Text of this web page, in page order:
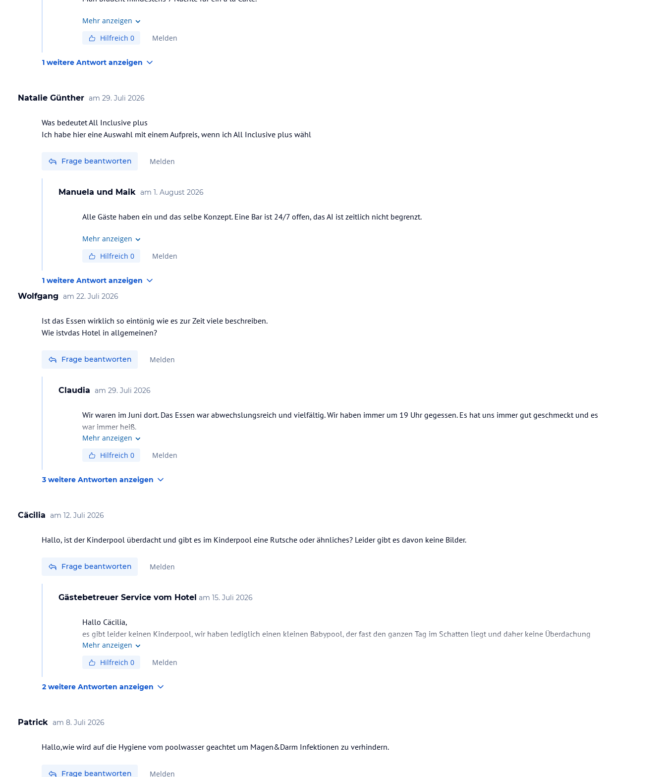
Mehr anzeigen
Hilfreich 0 Melden
1 weitere Antwort anzeigen
Natalie Günther am 29. Juli 2026
Was bedeutet All Inclusive plus
Ich habe hier eine Auswahl mit einem Aufpreis, wenn ich All Inclusive plus wähl
Frage beantworten Melden
Manuela und Maik am 1. August 2026
Alle Gäste haben ein und das selbe Konzept. Eine Bar ist 24/7 offen, das AI ist zeitlich nicht begrenzt.
Mehr anzeigen
Hilfreich 0 Melden
1 weitere Antwort anzeigen
Wolfgang am 22. Juli 2026
Ist das Essen wirklich so eintönig wie es zur Zeit viele beschreiben.
Wie istvdas Hotel in allgemeinen?
Frage beantworten Melden
Claudia am 29. Juli 2026
Wir waren im Juni dort. Das Essen war abwechslungsreich und vielfältig. Wir haben immer um 19 Uhr gegessen. Es hat uns immer gut geschmeckt und es
Mehr anzeigen
Hilfreich 0 Melden
3 weitere Antworten anzeigen
Cäcilia am 12. Juli 2026
Hallo, ist der Kinderpool überdacht und gibt es im Kinderpool eine Rutsche oder ähnliches? Leider gibt es davon keine Bilder.
Frage beantworten Melden
Gästebetreuer Service vom Hotel am 15. Juli 2026
Hallo Cäcilia,
es gibt leider keinen Kinderpool, wir haben lediglich einen kleinen Babypool, der fast den ganzen Tag im Schatten liegt und daher keine Überdachung
hat, Babyrutschen sind auch nicht vorhanden.
Mehr anzeigen
Hilfreich 0 Melden
2 weitere Antworten anzeigen
Patrick am 8. Juli 2026
Hallo,wie wird auf die Hygiene vom poolwasser geachtet um Magen&Darm Infektionen zu verhindern.
Frage beantworten Melden